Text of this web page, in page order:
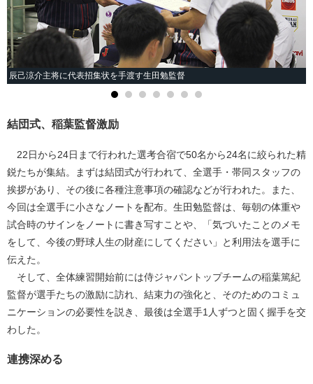
辰己涼介主将に代表招集状を手渡す生田勉監督
結団式、稲葉監督激励
22日から24日まで行われた選考合宿で50名から24名に絞られた精
鋭たちが集結。まずは結団式が行われて、全選手・帯同スタッフの
挨拶があり、その後に各種注意事項の確認などが行われた。また、
今回は全選手に小さなノートを配布。生田勉監督は、毎朝の体重や
試合時のサインをノートに書き写すことや、「気づいたことのメモ
をして、今後の野球人生の財産にしてください」と利用法を選手に
伝えた。
そして、全体練習開始前には侍ジャパントップチームの稲葉篤紀
監督が選手たちの激励に訪れ、結束力の強化と、そのためのコミュ
ニケーションの必要性を説き、最後は全選手1人ずつと固く握手を交
わした。
連携深める